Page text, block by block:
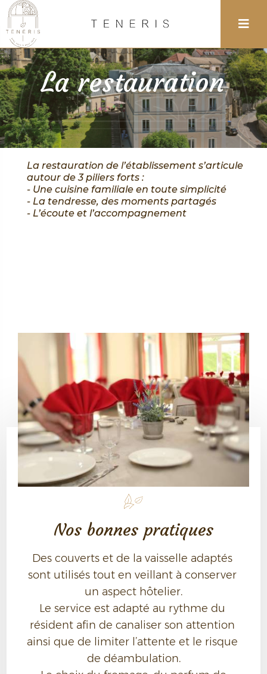
La restauration de l’établissement s’articule
autour de 3 piliers forts :
- Une cuisine familiale en toute simplicité
- La tendresse, des moments partagés
- L’écoute et l’accompagnement
La restauration
Nos bonnes pratiques
Des couverts et de la vaisselle adaptés
sont utilisés tout en veillant à conserver
un aspect hôtelier.
Le service est adapté au rythme du
résident afin de canaliser son attention
ainsi que de limiter l’attente et le risque
de déambulation.